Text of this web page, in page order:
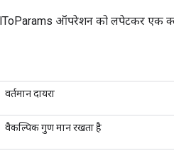
ऑपरेशन को लपेटकर एक
वर्तमान दायरा
वैकल्पिक गुण मान रखता है